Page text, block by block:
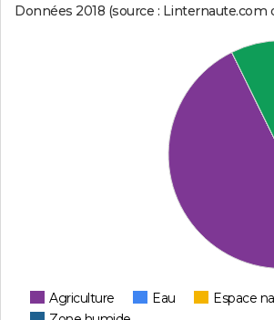
Données 2018 (source : Linternaute.com
Agriculture Eau Espace